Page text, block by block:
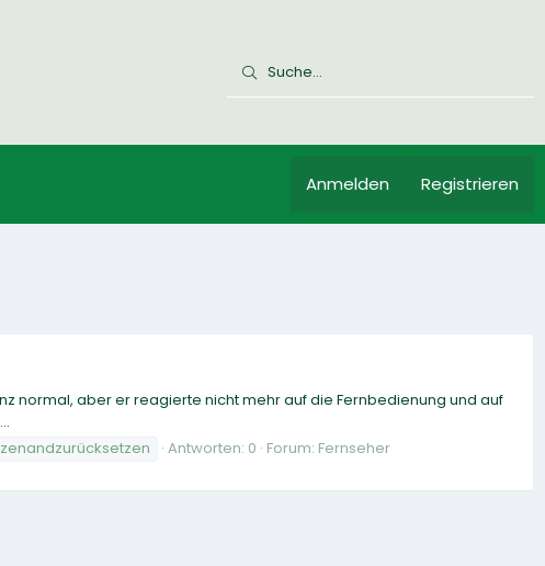
Anmelden Registrieren
normal, aber er reagierte nicht mehr auf die Fernbedienung und auf
Antworten: 0 Forum: Fernseher